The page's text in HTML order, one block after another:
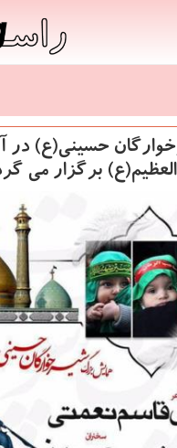
حسینی(ع) در
برگزار می